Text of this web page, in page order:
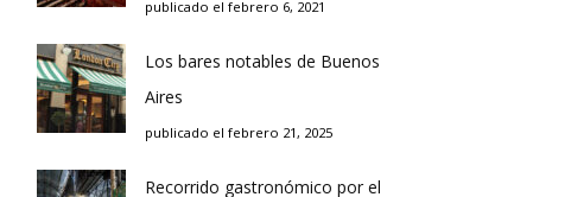
publicado el febrero 6, 2021
Los bares notables de Buenos
Aires
publicado el febrero 21, 2025
Recorrido gastronómico por el